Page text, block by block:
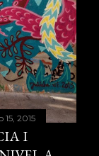
15, 2015
I